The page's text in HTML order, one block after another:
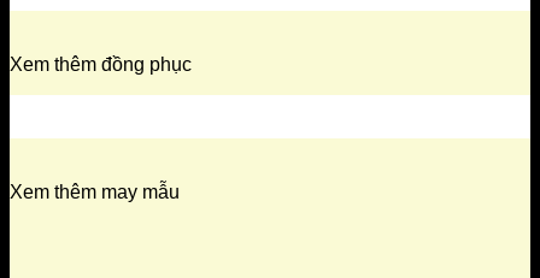
Xem thêm đồng phục
Xem thêm may mẫu